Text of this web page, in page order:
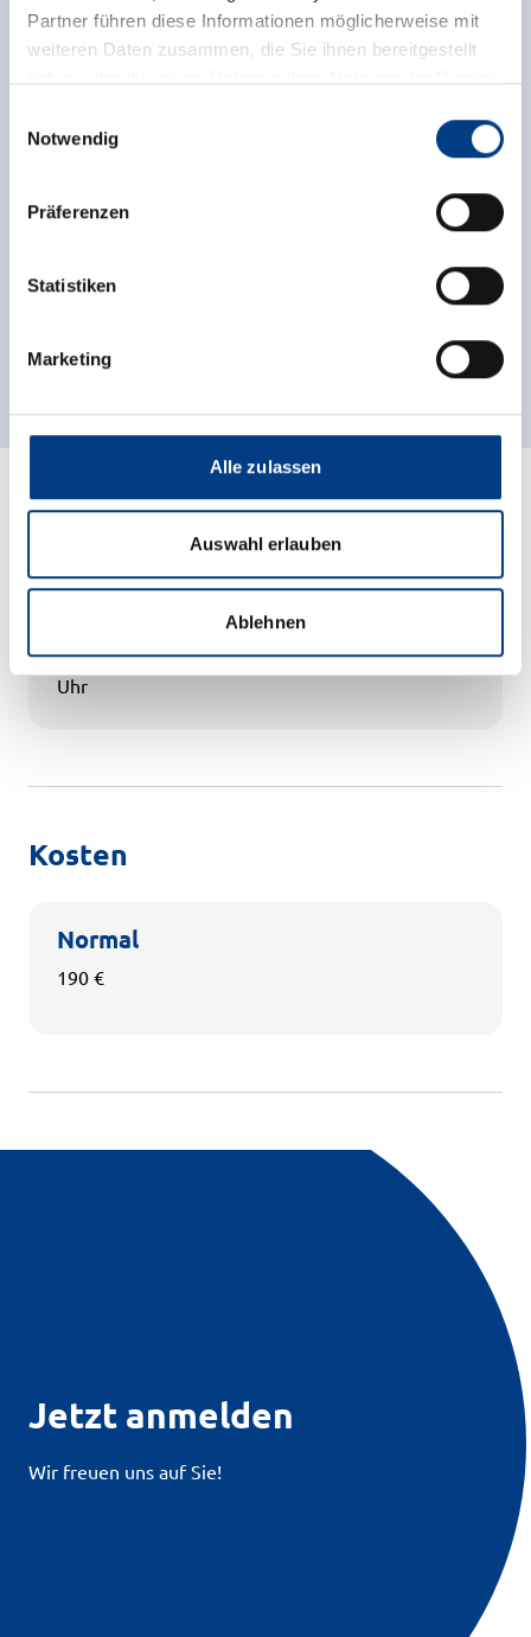
Partner führen diese Informationen möglicherweise mit
weiteren Daten zusammen, die Sie ihnen bereitgestellt
Notwendig
Präferenzen
Statistiken
Marketing
Alle zulassen
Auswahl erlauben
Ablehnen
Barbara Heil
Mentaltrainerin
Training, Coaching & Projekte
Termine
Einführungsseminar03.12.2026 09:00 - 16:30
Uhr
Kosten
Normal
190 €
Jetzt anmelden
Wir freuen uns auf Sie!